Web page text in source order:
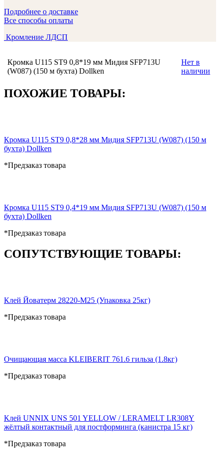
Подробнее о доставке
Все способы оплаты
Кромление ЛДСП
Кромка U115 ST9 0,8*19 мм Мидия SFP713U
(W087) (150 м бухта) Dollken
Нет в
наличии
ПОХОЖИЕ ТОВАРЫ:
Кромка U115 ST9 0,8*28 мм Мидия SFP713U (W087) (150 м
бухта) Dollken
*Предзаказ товара
Кромка U115 ST9 0,4*19 мм Мидия SFP713U (W087) (150 м
бухта) Dollken
*Предзаказ товара
СОПУТСТВУЮЩИЕ ТОВАРЫ:
Клей Йоватерм 28220-М25 (Упаковка 25кг)
*Предзаказ товара
Очищающая масса KLEIBERIT 761.6 гильза (1.8кг)
*Предзаказ товара
Клей UNNIX UNS 501 YELLOW / LERAMELT LR308Y
жёлтый контактный для постформинга (канистра 15 кг)
*Предзаказ товара